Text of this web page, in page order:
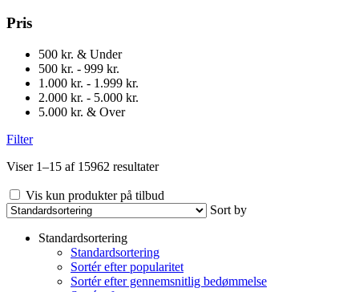
Pris
500 kr. & Under
500 kr. - 999 kr.
1.000 kr. - 1.999 kr.
2.000 kr. - 5.000 kr.
5.000 kr. & Over
Filter
Viser 1–15 af 15962 resultater
Vis kun produkter på tilbud
Sort by
Standardsortering
Standardsortering
Sortér efter popularitet
Sortér efter gennemsnitlig bedømmelse